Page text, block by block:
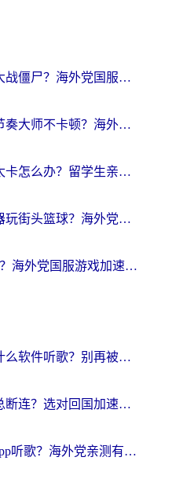
欧洲如何玩植物大战僵尸？海外党国服游戏加速避坑指南（附实测对比）
澳大利亚怎么玩节奏大师不卡顿？海外党国服游戏加速终极指南
国外打鸿图之下太卡怎么办？留学生亲测有效的国服游戏加速方案
日本用什么加速器玩街头篮球？海外党国服游戏不卡顿的终极攻略
外国人打刀塔2吗？海外党国服游戏加速避坑全攻略
中国人在国外用什么软件听歌？别再被地域限制卡脖子，这篇教你轻松解锁国内音乐库
在海外听网易云总断连？选对回国加速器，告别地区限制和卡顿
国外可以用那个app听歌？海外党亲测有效的回国加速方案，轻松听国内音乐听书